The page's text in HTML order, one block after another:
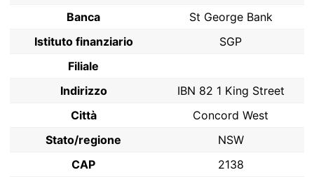
Banca
St George Bank
Istituto finanziario
SGP
Filiale
Indirizzo
IBN 82 1 King Street
Città
Concord West
Stato/regione
NSW
CAP
2138